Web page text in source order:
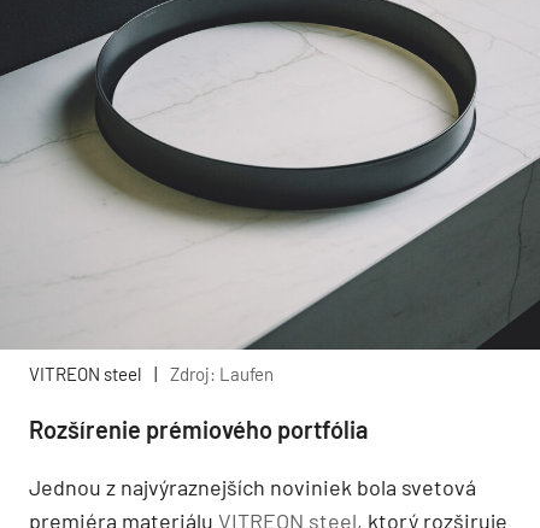
VITREON steel | Zdroj: Laufen
Rozšírenie prémiového portfólia
Jednou z najvýraznejších noviniek bola svetová
premiéra materiálu VITREON steel, ktorý rozširuje